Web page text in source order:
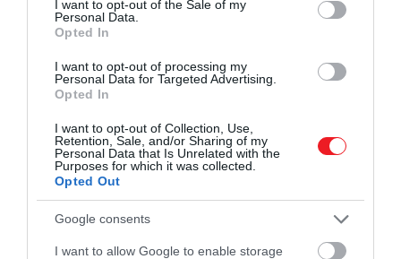
I want to opt-out of the Sale of my
Personal Data.
Opted In
I want to opt-out of processing my
Personal Data for Targeted Advertising.
Opted In
I want to opt-out of Collection, Use,
Retention, Sale, and/or Sharing of my
Personal Data that Is Unrelated with the
Purposes for which it was collected.
Opted Out
Google consents
I want to allow Google to enable storage
A Jaguar egy nagyon hazafias, a Union
Jack által inspirált egyedi kék 1965-ös E-
Type Restomodot készített a királynő
platina jubileumára.
2024. JANUÁR 15. ● HAMU ÉS GYÉMÁNT
Új köntösbe öltöztettek egy
1965-ös Jaguárt a királynő…
HAMU ÉS GYÉMÁNT